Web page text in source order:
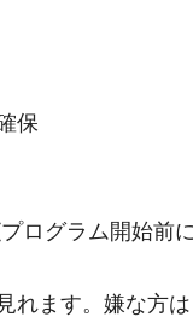
保
ログラム開始前
れます。嫌な方